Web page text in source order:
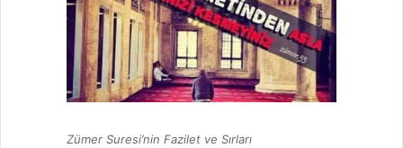
Zümer Suresi’nin Fazilet ve Sırları